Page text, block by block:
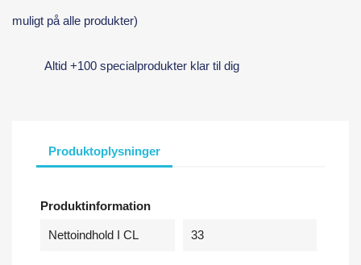
muligt på alle produkter)
Altid +100 specialprodukter klar til dig
Produktoplysninger
Produktinformation
Nettoindhold I CL 33